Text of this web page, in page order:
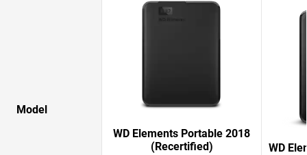
Model
WD Elements Portable 2018
(Recertified)
WD